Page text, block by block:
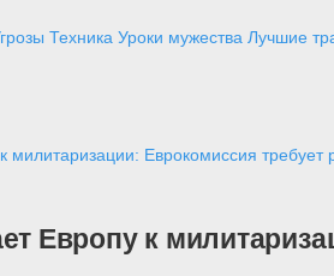
Техника Уроки мужества Лучшие
милитаризации: Еврокомиссия
Европу к